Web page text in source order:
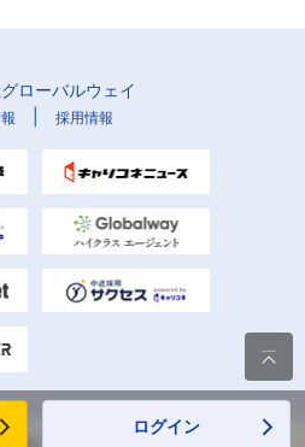
ローバルウェイ
採用情報
Inc. All rights reserved.

ログイン